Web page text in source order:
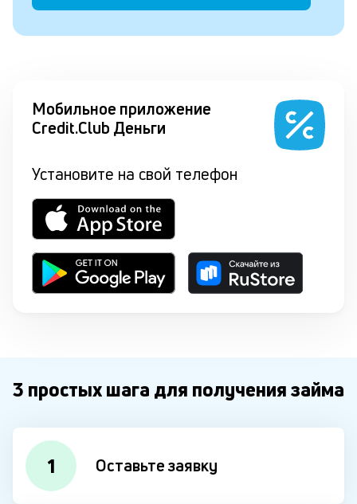
Мобильное приложение
Credit.Club Деньги
Установите на свой телефон
3 простых шага для получения займа
1 Оставьте заявку